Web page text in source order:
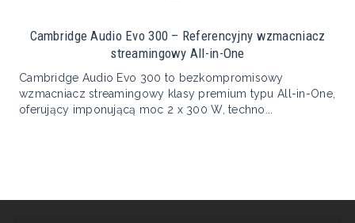
Cambridge Audio Evo 300 – Referencyjny wzmacniacz
streamingowy All-in-One
Cambridge Audio Evo 300 to bezkompromisowy
wzmacniacz streamingowy klasy premium typu All-in-One,
oferujący imponującą moc 2 x 300 W, techno...